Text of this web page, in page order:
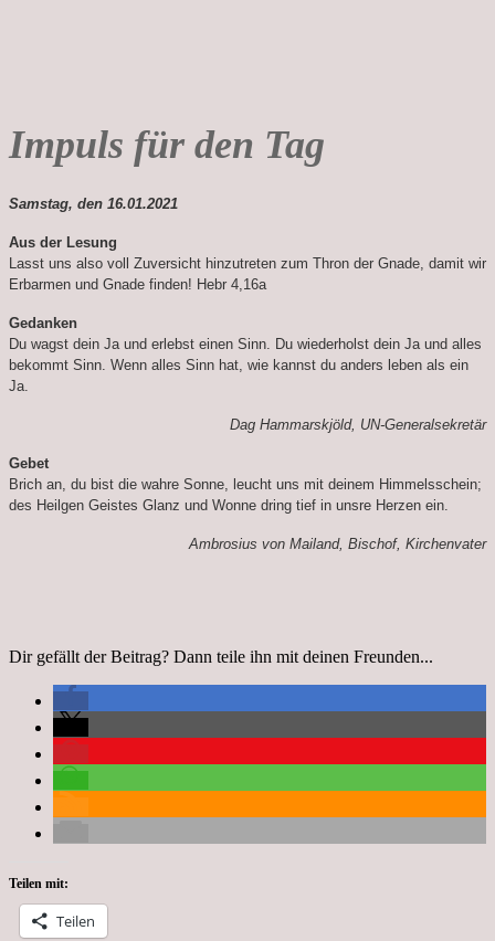
Impuls für den Tag
Samstag, den 16.01.2021
Aus der Lesung
Lasst uns also voll Zuversicht hinzutreten zum Thron der Gnade, damit wir
Erbarmen und Gnade finden! Hebr 4,16a
Gedanken
Du wagst dein Ja und erlebst einen Sinn. Du wiederholst dein Ja und alles
bekommt Sinn. Wenn alles Sinn hat, wie kannst du anders leben als ein
Ja.
Dag Hammarskjöld, UN-Generalsekretär
Gebet
Brich an, du bist die wahre Sonne, leucht uns mit deinem Himmelsschein;
des Heilgen Geistes Glanz und Wonne dring tief in unsre Herzen ein.
Ambrosius von Mailand, Bischof, Kirchenvater
Dir gefällt der Beitrag? Dann teile ihn mit deinen Freunden...
Teilen mit:
Teilen